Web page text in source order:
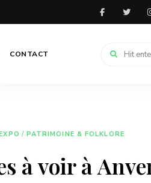
CONTACT
/ PATRIMOINE & FOLKLORE
à voir à